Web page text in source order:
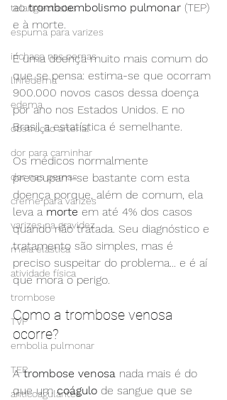
telangiectasias
espuma para varizes
inchaço nas pernas
linfedema
edema
obstrução arterial
dor para caminhar
dor nas pernas
creme para varizes
varizes na gravidez
meia elástica
atividade física
trombose
TVP
embolia pulmonar
TEP
anticoagulantes
ao tromboembolismo pulmonar (TEP)
e à morte.
É uma doença muito mais comum do
que se pensa: estima-se que ocorram
900.000 novos casos dessa doença
por ano nos Estados Unidos. E no
Brasil a estatística é semelhante.
Os médicos normalmente
preocupam-se bastante com esta
doença porque, além de comum, ela
leva a morte em até 4% dos casos
quando não tratada. Seu diagnóstico e
tratamento são simples, mas é
preciso suspeitar do problema... e é aí
que mora o perigo.
Como a trombose venosa
ocorre?
A trombose venosa nada mais é do
que um coágulo de sangue que se